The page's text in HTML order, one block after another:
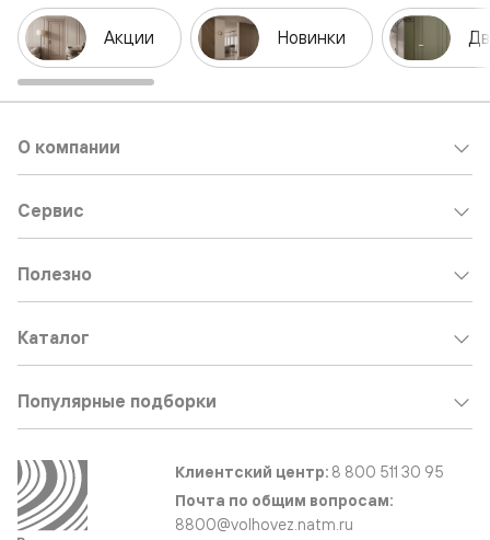
Акции Новинки
О компании
Сервис
Полезно
Каталог
Популярные подборки
Клиентский центр: 8 800 511 30 95
Почта по общим вопросам:
8800@volhovez.natm.ru